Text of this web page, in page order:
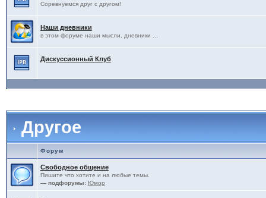
Соревнуемся друг с другом!
Наши дневники
в этом форуме наши мысли, дневники ...
Дискуссионный Клуб
Другое
Форум
Свободное общение
Пишите что хотите и на любые темы.
— подфорумы: Юмор